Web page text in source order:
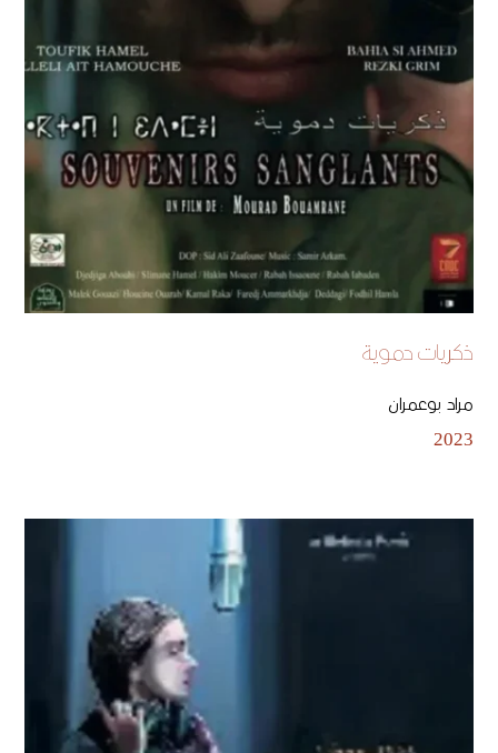
ذكريات دموية
مراد بوعمران
2023